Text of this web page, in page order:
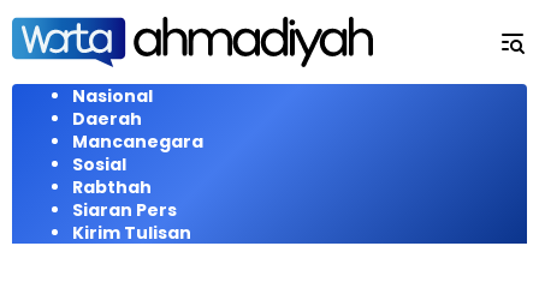
Langsung
konten
Nasional
Daerah
Mancanegara
Sosial
Rabthah
Siaran Pers
Kirim Tulisan